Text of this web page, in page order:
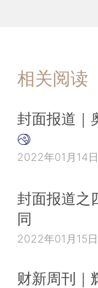
相关阅读
封面报道｜
2022年01月14日
封面报道之
同
2022年01月15日
财新周刊｜